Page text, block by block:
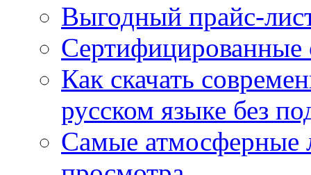
Выгодный прайс-
Как скачать
русском языке без
Самые атмосферные